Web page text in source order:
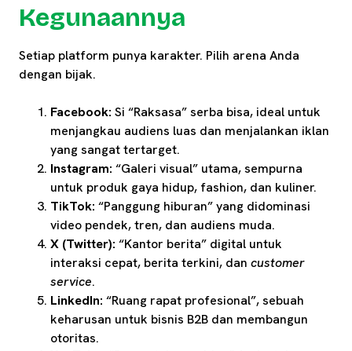
Kegunaannya
Setiap platform punya karakter. Pilih arena Anda
dengan bijak.
Facebook: Si “Raksasa” serba bisa, ideal untuk
menjangkau audiens luas dan menjalankan iklan
yang sangat tertarget.
Instagram: “Galeri visual” utama, sempurna
untuk produk gaya hidup, fashion, dan kuliner.
TikTok: “Panggung hiburan” yang didominasi
video pendek, tren, dan audiens muda.
X (Twitter): “Kantor berita” digital untuk
interaksi cepat, berita terkini, dan customer
service.
LinkedIn: “Ruang rapat profesional”, sebuah
keharusan untuk bisnis B2B dan membangun
otoritas.